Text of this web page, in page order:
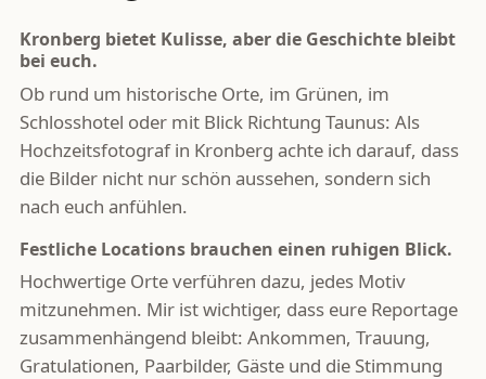
Kronberg bietet Kulisse, aber die Geschichte bleibt
bei euch.
Ob rund um historische Orte, im Grünen, im
Schlosshotel oder mit Blick Richtung Taunus: Als
Hochzeitsfotograf in Kronberg achte ich darauf, dass
die Bilder nicht nur schön aussehen, sondern sich
nach euch anfühlen.
Festliche Locations brauchen einen ruhigen Blick.
Hochwertige Orte verführen dazu, jedes Motiv
mitzunehmen. Mir ist wichtiger, dass eure Reportage
zusammenhängend bleibt: Ankommen, Trauung,
Gratulationen, Paarbilder, Gäste und die Stimmung